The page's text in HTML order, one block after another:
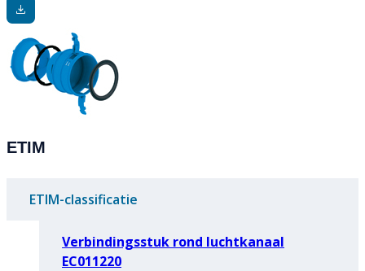
ETIM
ETIM-classificatie
Verbindingsstuk rond luchtkanaal
EC011220